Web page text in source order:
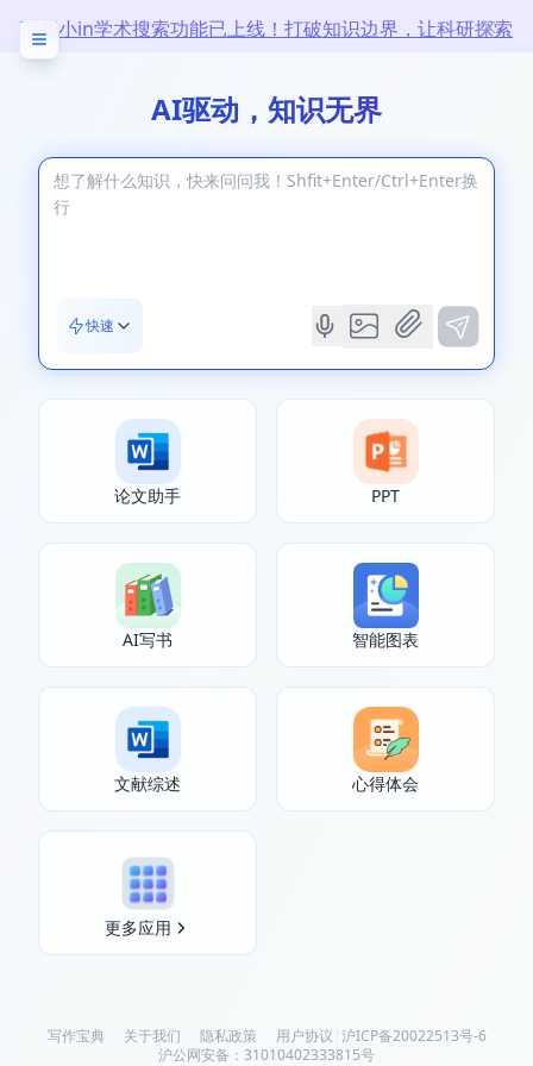
万能小in学术搜索功能已上线！打破知识边界，让科研探索
AI驱动，知识无界
快速
论文助手 PPT
AI写书 智能图表
文献综述 心得体会
更多应用
写作宝典 关于我们 隐私政策 用户协议 沪ICP备20022513号-6
沪公网安备：31010402333815号